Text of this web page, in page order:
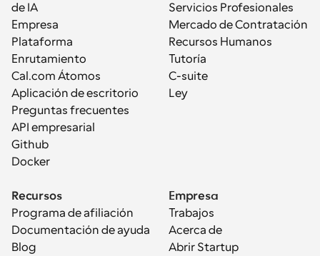
de IA
Empresa
Plataforma
Enrutamiento
Cal.com Átomos
Aplicación de escritorio
Preguntas frecuentes
API empresarial
Github
Docker
Servicios Profesionales
Mercado de Contratación
Recursos Humanos
Tutoría
C-suite
Ley
Recursos
Programa de afiliación
Documentación de ayuda
Blog
Empresa
Trabajos
Acerca de
Abrir Startup